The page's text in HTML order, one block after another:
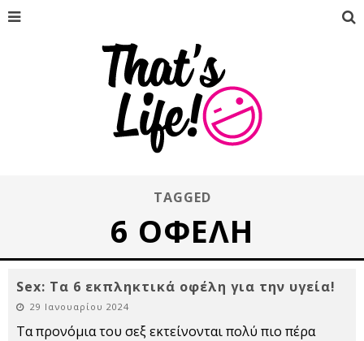
TAGGED
6 ΟΦΈΛΗ
Sex: Τα 6 εκπληκτικά οφέλη για την υγεία!
29 Ιανουαρίου 2024
Τα προνόμια του σεξ εκτείνονται πολύ πιο πέρα